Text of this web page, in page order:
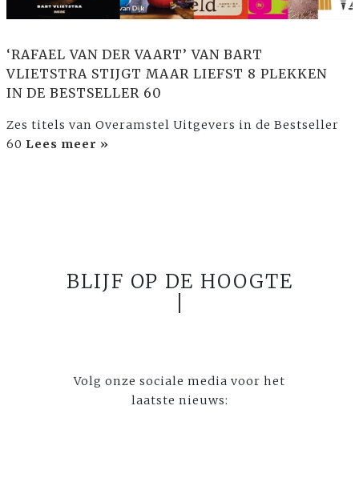
‘RAFAEL VAN DER VAART’ VAN BART
VLIETSTRA STIJGT MAAR LIEFST 8 PLEKKEN
IN DE BESTSELLER 60
Zes titels van Overamstel Uitgevers in de Bestseller
60 Lees meer »
BLIJF OP DE HOOGTE
Volg onze sociale media voor het
laatste nieuws: